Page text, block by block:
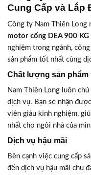
Cung Cấp và Lắp
Công ty Nam Thiên Long
motor cổng DEA 900 KG
nghiệm trong ngành,
sản phẩm tốt nhất cùng
Chất lượng sản phẩm
Nam Thiên Long luôn
dịch vụ. Bạn sẽ nhận
viên giàu kinh nghiệm,
nhất cho ngôi nhà của
Dịch vụ hậu mãi
Bên cạnh việc cung cấp
đến dịch vụ hậu mãi chu